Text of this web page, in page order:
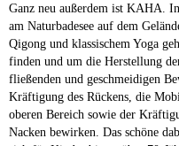
Ganz neu außerdem ist KAHA.
am Naturbadesee auf dem
Qigong und klassischem Yoga
finden und um die Herstellung
fließenden und geschmeidigen
Kräftigung des Rückens, die
oberen Bereich sowie der
Nacken bewirken. Das schöne